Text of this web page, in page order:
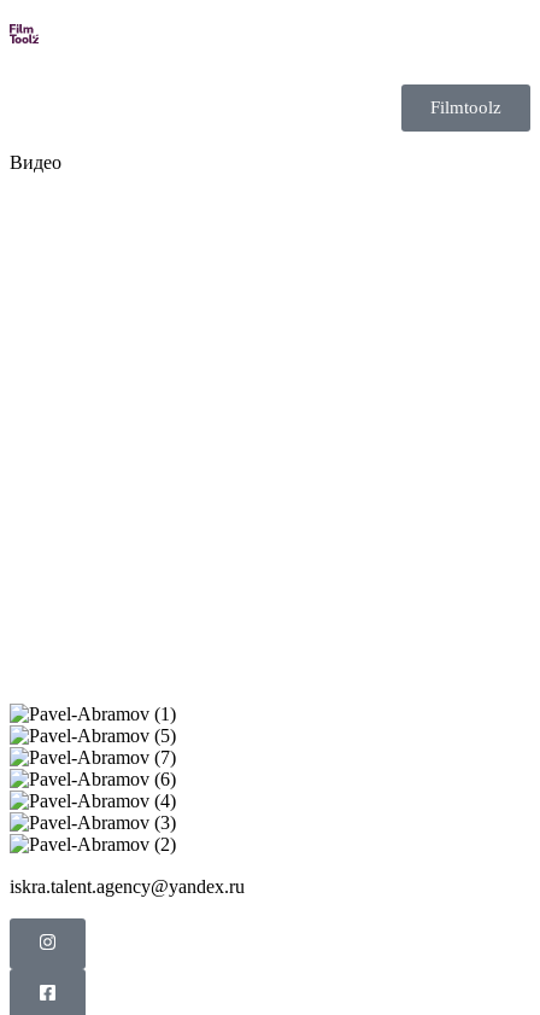
Filmtoolz
Видео
iskra.talent.agency@yandex.ru